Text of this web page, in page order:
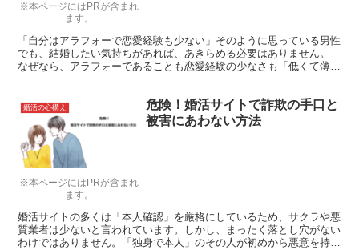
※本ページにはPRが含まれ
ます。
「自分はアラフォーで恋愛経験も少ない」そのように思っている男性
でも、結婚したい気持ちがあれば、あきらめる必要はありません。
なぜなら、アラフォーであることも恋愛経験の少なさも「低くて薄い
※本ページにはPRが含まれ
ます。
婚活の心構え
危険！婚活サイトで詐欺の手口と
被害にあわない方法
婚活サイトの多くは「本人確認」を厳格にしているため、サクラや悪
質業者は少ないと言われています。しかし、まったく落とし穴がない
わけではありません。「独身で本人」のその人が初めから悪意を持っ